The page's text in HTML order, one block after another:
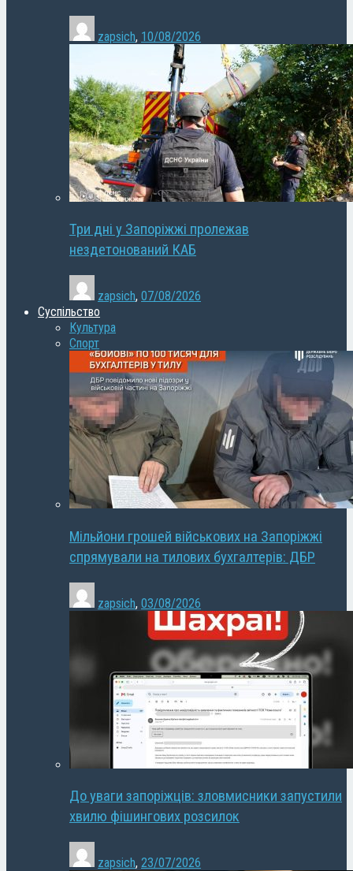
zapsich, 10/08/2026
Три дні у Запоріжжі пролежав
нездетонований КАБ
zapsich, 07/08/2026
Суспільство
Культура
Спорт
Мільйони грошей військових на Запоріжжі
спрямували на тилових бухгалтерів: ДБР
zapsich, 03/08/2026
До уваги запоріжців: зловмисники запустили
хвилю фішингових розсилок
zapsich, 23/07/2026